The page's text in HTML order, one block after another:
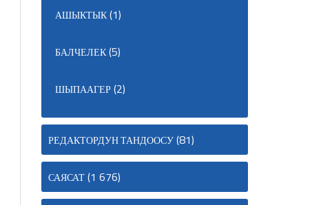
АШЫКТЫК(1)
БАЛЧЕЛЕК(5)
ШЫПААГЕР(2)
РЕДАКТОРДУН ТАНДООСУ(81)
САЯСАТ(1 676)